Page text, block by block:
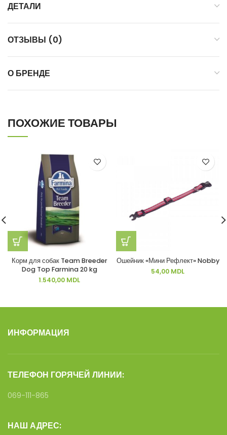
ДЕТАЛИ
ОТЗЫВЫ (0)
О БРЕНДЕ
ПОХОЖИЕ ТОВАРЫ
Корм для собак Team Breeder
Dog Top Farmina 20 kg
1.540,00 MDL
Ошейник «Мини Рефлект» Nobby
54,00 MDL
ИНФОРМАЦИЯ
ТЕЛЕФОН ГОРЯЧЕЙ ЛИНИИ:
069-111-865
НАШ АДРЕС: